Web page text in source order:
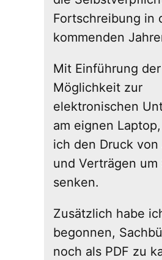
Fortschreibung in
kommenden
Mit Einführung der
Möglichkeit zur
elektronischen
am eignen
ich den Druck von
und Verträgen um
senken.
Zusätzlich habe
begonnen,
noch als PDF zu